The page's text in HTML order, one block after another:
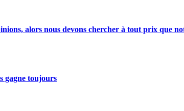
alors nous devons chercher à tout prix que
gagne toujours